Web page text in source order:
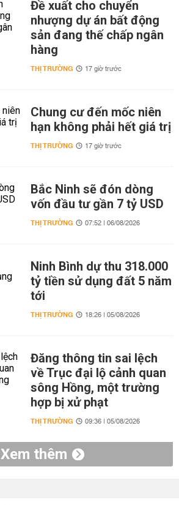
Đề xuất cho chuyển
nhượng dự án bất động
sản đang thế chấp ngân
hàng
THỊ TRƯỜNG 17 giờ trước
Chung cư đến mốc niên
hạn không phải hết giá trị
THỊ TRƯỜNG 17 giờ trước
Bắc Ninh sẽ đón dòng
vốn đầu tư gần 7 tỷ USD
THỊ TRƯỜNG 07:52 | 06/08/2026
Ninh Bình dự thu 318.000
tỷ tiền sử dụng đất 5 năm
tới
THỊ TRƯỜNG 18:26 | 05/08/2026
Đăng thông tin sai lệch
về Trục đại lộ cảnh quan
sông Hồng, một trường
hợp bị xử phạt
THỊ TRƯỜNG 09:36 | 05/08/2026
Xem thêm